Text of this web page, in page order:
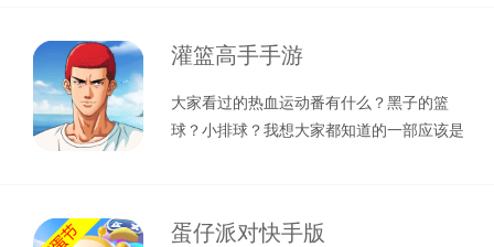
灌篮高手手游
大家看过的热血运动番有什么？黑子的篮
球？小排球？我想大家都知道的一部应该是
蛋仔派对快手版